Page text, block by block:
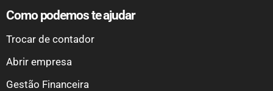
Como podemos te ajudar
Trocar de contador
Abrir empresa
Gestão Financeira